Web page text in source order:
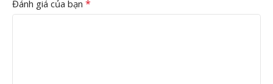
chiều cao sợi tinh chỉnh5/3/2 ± 0.5mm, kết cấu sợi thảm
Đánh giá của bạn *